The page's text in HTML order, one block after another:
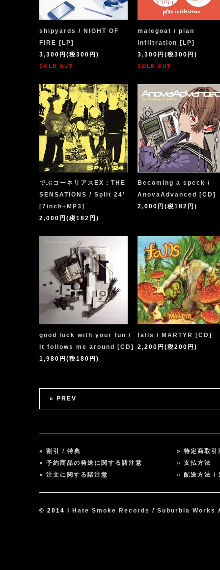
shipyards / NIGHT OF
FIRE [LP]
3,300円(税300円)
SOLD OUT
malegoat / plan
infiltration [LP]
3,300円(税300円)
SOLD OUT
でぶコーネリアスEX：THE
SENSATIONS / Split 24'
[7inch+MP3]
2,000円(税182円)
Becoming a speck /
AnovaAdvanced [CD]
2,000円(税182円)
good luck with your fun /
It follows me around [CD]
1,980円(税180円)
falls / MARTYR [CD]
2,200円(税200円)
» PREV
» 割引 / 特典
» 予約商品の発送に関する諸注意
» 注文に関する諸注意
» 特定商取引
» 支払方法
» 配送方法 /
© 2014 I Hate Smoke Records / Suburbia Works